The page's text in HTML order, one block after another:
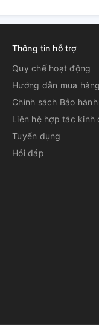
hiển thị rõ ràng
người sử dụng với hệ
sử dụng.
Thông tin hỗ trợ
Quy chế hoạt động
Hướng dẫn mua hàng
Chính sách Bảo hành
Liên hệ hợp tác kinh
Tuyển dụng
Hỏi đáp